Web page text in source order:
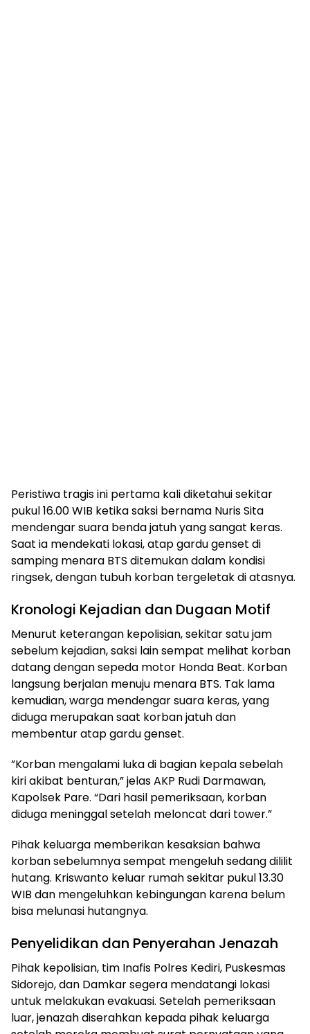
​Peristiwa tragis ini pertama kali diketahui sekitar
pukul 16.00 WIB ketika saksi bernama Nuris Sita
mendengar suara benda jatuh yang sangat keras.
Saat ia mendekati lokasi, atap gardu genset di
samping menara BTS ditemukan dalam kondisi
ringsek, dengan tubuh korban tergeletak di atasnya.
​Kronologi Kejadian dan Dugaan Motif
​Menurut keterangan kepolisian, sekitar satu jam
sebelum kejadian, saksi lain sempat melihat korban
datang dengan sepeda motor Honda Beat. Korban
langsung berjalan menuju menara BTS. Tak lama
kemudian, warga mendengar suara keras, yang
diduga merupakan saat korban jatuh dan
membentur atap gardu genset.
​”Korban mengalami luka di bagian kepala sebelah
kiri akibat benturan,” jelas AKP Rudi Darmawan,
Kapolsek Pare. “Dari hasil pemeriksaan, korban
diduga meninggal setelah meloncat dari tower.”
​Pihak keluarga memberikan kesaksian bahwa
korban sebelumnya sempat mengeluh sedang dililit
hutang. Kriswanto keluar rumah sekitar pukul 13.30
WIB dan mengeluhkan kebingungan karena belum
bisa melunasi hutangnya.
​Penyelidikan dan Penyerahan Jenazah
​Pihak kepolisian, tim Inafis Polres Kediri, Puskesmas
Sidorejo, dan Damkar segera mendatangi lokasi
untuk melakukan evakuasi. Setelah pemeriksaan
luar, jenazah diserahkan kepada pihak keluarga